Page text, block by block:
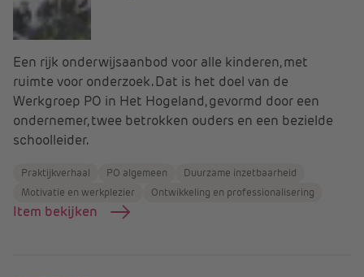
Een rijk onderwijsaanbod voor alle kinderen, met
ruimte voor onderzoek. Dat is het doel van de
Werkgroep PO in Het Hogeland, gevormd door een
ondernemer, twee betrokken ouders en een bezielde
schoolleider.
Praktijkverhaal PO algemeen
Duurzame inzetbaarheid
Motivatie en werkplezier
Ontwikkeling en professionalisering
Item bekijken